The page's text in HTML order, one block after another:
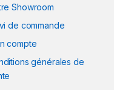
Showroom
de commande
compte
générales de